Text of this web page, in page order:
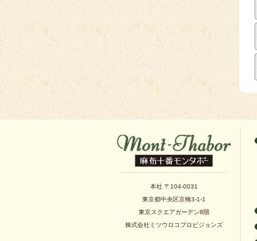
本社 〒104-0031
東京都中央区京橋3-1-1
東京スクエアガーデン8階
株式会社ミツウロコプロビジョンズ